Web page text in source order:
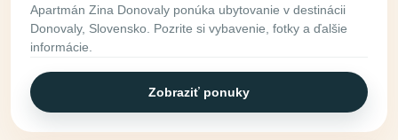
Apartmán Zina Donovaly ponúka ubytovanie v destinácii
Donovaly, Slovensko. Pozrite si vybavenie, fotky a ďalšie
informácie.
Zobraziť ponuky